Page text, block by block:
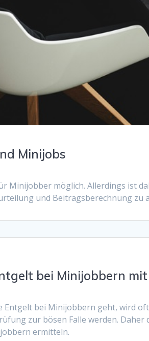
Minijobs
Minijobber möglich. Allerdings ist
und Beitragsberechnung zu
bei Minijobbern
Entgelt bei Minijobbern geht, wird
zur bösen Falle werden. Daher
ermitteln.